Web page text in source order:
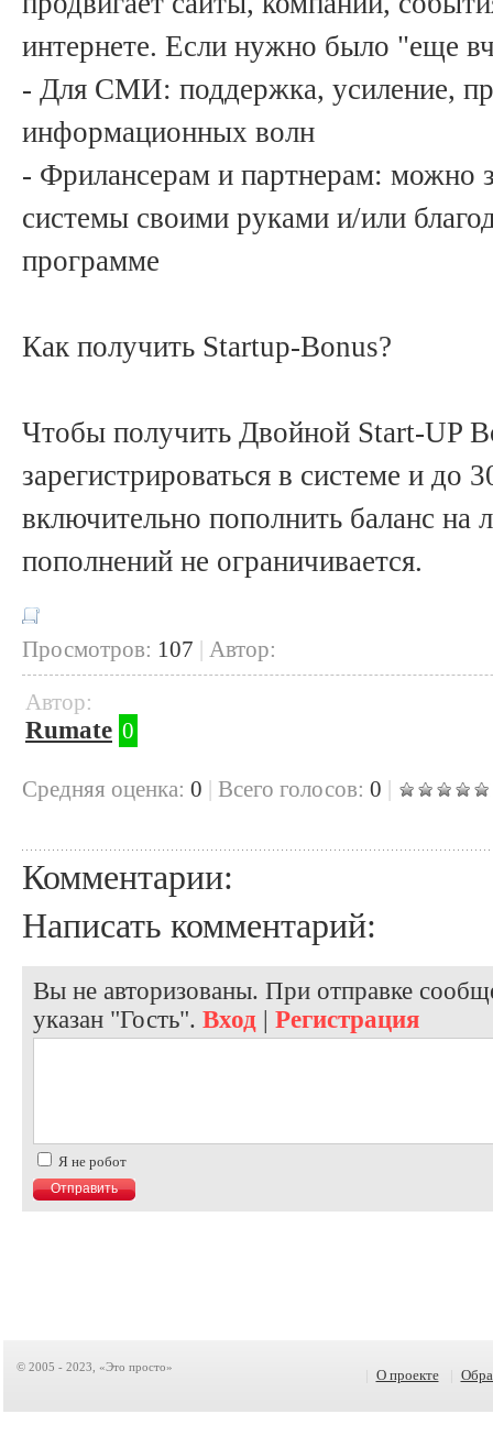
интернете. Если нужно было "еще
- Для СМИ: поддержка, усиление,
информационных волн
- Фрилансерам и партнерам: можно
системы своими руками и/или
программе
Как получить Startup-Bonus?
Чтобы получить Двойной Start-UP
зарегистрироваться в системе и до
включительно пополнить баланс
пополнений не ограничивается.
Просмотров: 107 | Автор:
Автор:
Rumate 0
Cредняя оценка: 0 | Всего голосов: 0 |
Комментарии:
Написать комментарий:
Вы не авторизованы. При отправке
указан "Гость". Вход | Регистрация
Я не робот
© 2005 - 2023, «Это просто» О проекте